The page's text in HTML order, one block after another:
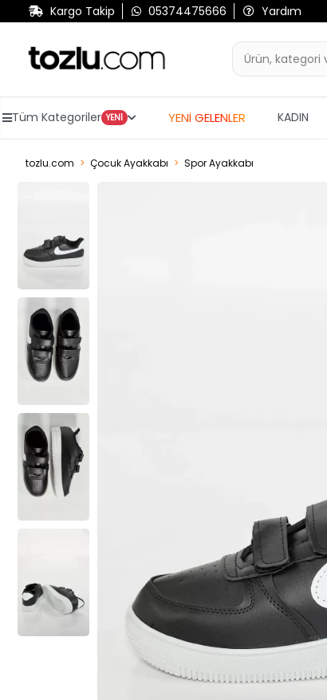
Kargo Takip 05374475666 Yardım
Tüm Kategoriler YENİ YENİ GELENLER KADIN
tozlu.com Çocuk Ayakkabı Spor Ayakkabı